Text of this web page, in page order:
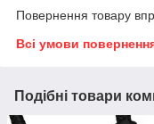
Повернення товару
Всі умови
Подібні товари